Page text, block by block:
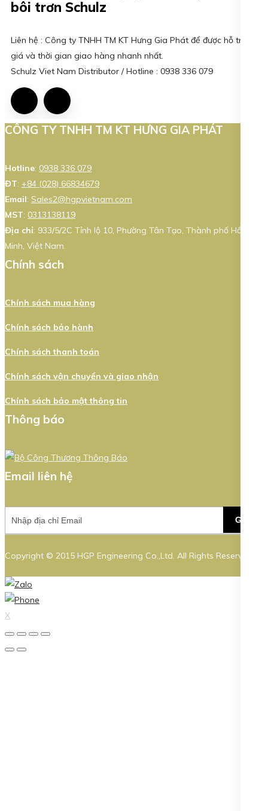
bôi trơn Schulz
Liên hệ : Công ty TNHH TM KT Hưng Gia Phát để được hỗ trợ
giá và thời gian giao hàng nhanh nhất.
Schulz Viet Nam Distributor / Hotline : 0938 336 079
CÔNG TY TNHH TM KT HƯNG GIA PHÁT
Hotline: 0938 336 079
ĐT: +84 (028) 66834679
Email: Sales2@hgpvietnam.com
MST: 0313138119
Địa chỉ: 933/5/2C Tỉnh lộ 10, Phường Tân Tạo, Thành phố Hồ Chí
Minh, Việt Nam.
Chính sách
Chính sách mua hàng
Chính sách bảo hành
Chính sách thanh toán
Chính sách vận chuyển và giao nhận
Chính sách bảo mật thông tin
Thông báo
Email liên hệ
GỬI
Copyright © 2015 HGP Engineering Co.,Ltd. All Rights Reserved
X